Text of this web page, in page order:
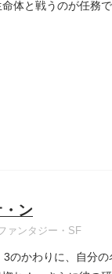
命体と戦うのが任
ン
ァンタジー・SF
3のかわりに、自分